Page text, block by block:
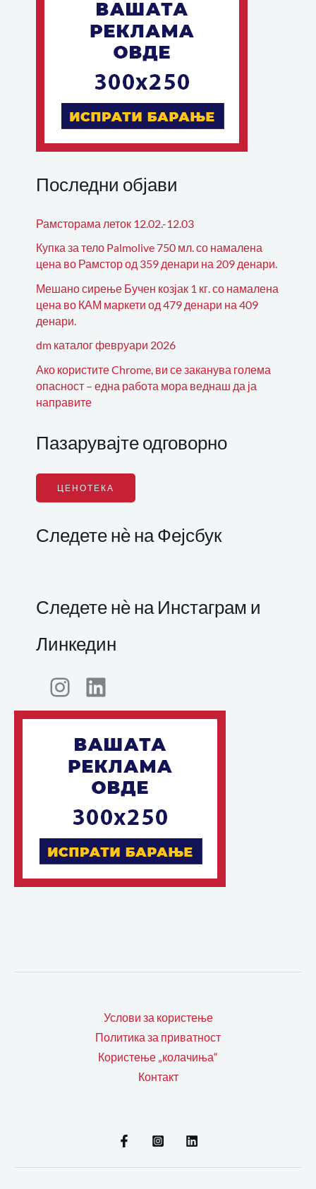
Последни објави
Рамсторама леток 12.02.-12.03
Купка за тело Palmolive 750 мл. со намалена
цена во Рамстор од 359 денари на 209 денари.
Мешано сирење Бучен козјак 1 кг. со намалена
цена во КАМ маркети од 479 денари на 409
денари.
dm каталог февруари 2026
Ако користите Chrome, ви се заканува голема
опасност – една работа мора веднаш да ја
направите
Пазарувајте одговорно
ЦЕНОТЕКА
Следете нѐ на Фејсбук
Следете нѐ на Инстаграм и
Линкедин
Услови за користење
Политика за приватност
Користење „колачиња“
Контакт